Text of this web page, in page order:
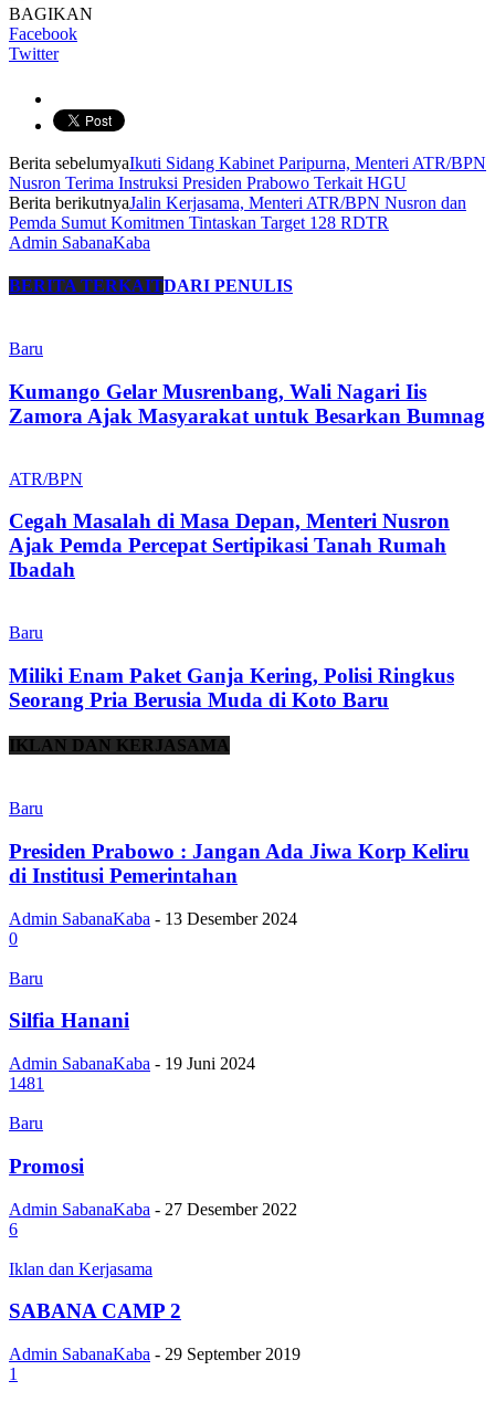
BAGIKAN
Facebook
Twitter
Berita sebelumyaIkuti Sidang Kabinet Paripurna, Menteri ATR/BPN
Nusron Terima Instruksi Presiden Prabowo Terkait HGU
Berita berikutnyaJalin Kerjasama, Menteri ATR/BPN Nusron dan
Pemda Sumut Komitmen Tintaskan Target 128 RDTR
Admin SabanaKaba
BERITA TERKAITDARI PENULIS
Baru
Kumango Gelar Musrenbang, Wali Nagari Iis
Zamora Ajak Masyarakat untuk Besarkan Bumnag
ATR/BPN
Cegah Masalah di Masa Depan, Menteri Nusron
Ajak Pemda Percepat Sertipikasi Tanah Rumah
Ibadah
Baru
Miliki Enam Paket Ganja Kering, Polisi Ringkus
Seorang Pria Berusia Muda di Koto Baru
IKLAN DAN KERJASAMA
Baru
Presiden Prabowo : Jangan Ada Jiwa Korp Keliru
di Institusi Pemerintahan
Admin SabanaKaba - 13 Desember 2024
0
Baru
Silfia Hanani
Admin SabanaKaba - 19 Juni 2024
1481
Baru
Promosi
Admin SabanaKaba - 27 Desember 2022
6
Iklan dan Kerjasama
SABANA CAMP 2
Admin SabanaKaba - 29 September 2019
1